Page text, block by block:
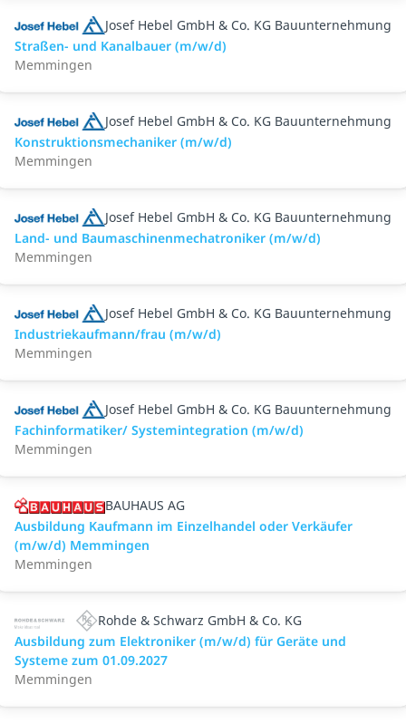
Josef Hebel GmbH & Co. KG Bauunternehmung
Straßen- und Kanalbauer (m/w/d)
Memmingen
Josef Hebel GmbH & Co. KG Bauunternehmung
Konstruktionsmechaniker (m/w/d)
Memmingen
Josef Hebel GmbH & Co. KG Bauunternehmung
Land- und Baumaschinenmechatroniker (m/w/d)
Memmingen
Josef Hebel GmbH & Co. KG Bauunternehmung
Industriekaufmann/frau (m/w/d)
Memmingen
Josef Hebel GmbH & Co. KG Bauunternehmung
Fachinformatiker/ Systemintegration (m/w/d)
Memmingen
BAUHAUS AG
Ausbildung Kaufmann im Einzelhandel oder Verkäufer
(m/w/d) Memmingen
Memmingen
Rohde & Schwarz GmbH & Co. KG
Ausbildung zum Elektroniker (m/w/d) für Geräte und
Systeme zum 01.09.2027
Memmingen